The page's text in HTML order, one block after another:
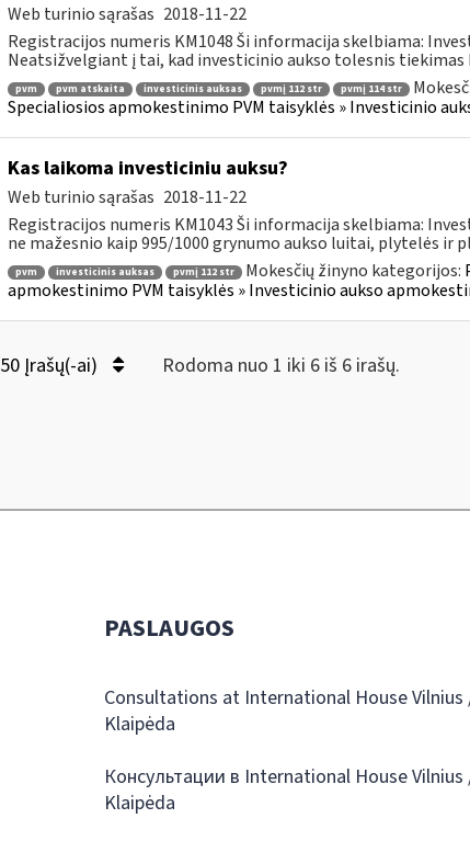
Web turinio sąrašas 2018-11-22
Registracijos numeris KM1048 Ši informacija skelbiama:
Neatsižvelgiant į tai, kad investicinio aukso tolesnis tiekimas
pvm pvm atskaita investicinis auksas pvmį 112 str pvmį 114 str
Specialiosios apmokestinimo PVM taisyklės » Investicinio
Kas laikoma investiciniu auksu?
Web turinio sąrašas 2018-11-22
Registracijos numeris KM1043 Ši informacija skelbiama:
ne mažesnio kaip 995/1000 grynumo aukso luitai, plytelės ir
pvm investicinis auksas pvmį 112 str Mokesčių žinyno kategorijos:
apmokestinimo PVM taisyklės » Investicinio aukso
50 Įrašų(-ai) Rodoma nuo 1 iki 6 iš 6 irašų.
PASLAUGOS
Consultations at International House Vilnius
Klaipėda
Консультации в International House Vilnius
Klaipėda